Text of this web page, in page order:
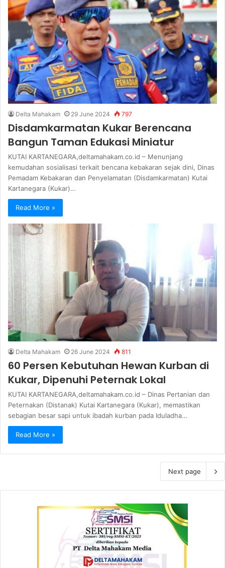
Delta Mahakam 29 June 2024 797
Disdamkarmatan Kukar Berencana
Bangun Taman Edukasi Miniatur
KUTAI KARTANEGARA,deltamahakam.co.id – Menunjang
kemudahan sosialisasi terkait bencana kebakaran sejak dini, Dinas
Pemadam Kebakaran dan Penyelamatan (Disdamkarmatan) Kutai
Kartanegara (Kukar)…
Read More »
Delta Mahakam 26 June 2024 811
60 Persen Kebutuhan Hewan Kurban di
Kukar, Dipenuhi Peternak Lokal
KUTAI KARTANEGARA,deltamahakam.co.id – Dinas Pertanian dan
Peternakan (Distanak) Kutai Kartanegara (Kukar), memastikan
sebagian besar sapi untuk ibadah kurban pada Iduladha…
Read More »
Next page